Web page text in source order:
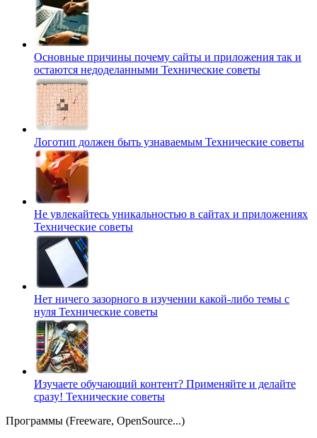
Основные причины почему сайты и приложения так и
остаются недоделанными Технические советы
Логотип должен быть узнаваемым Технические советы
Не увлекайтесь уникальностью в сайтах и приложениях
Технические советы
Нет ничего зазорного в изучении какой-либо темы с
нуля Технические советы
Изучаете обучающий контент? Применяйте и делайте
сразу! Технические советы
Программы (Freeware, OpenSource...)